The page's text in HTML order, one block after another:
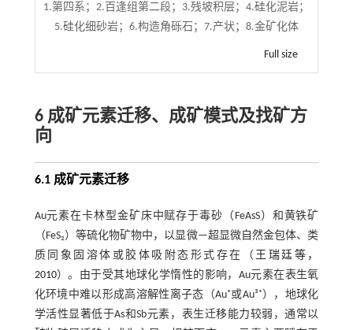
1.第四系；2.百逢组第二段；3.残坡积层；4.硅化泥岩；
5.硅化细砂岩；6.构造角砾石；7.产状；8.金矿化体
Full size
6 成矿元素迁移、成矿模式及找矿方
向
6.1 成矿元素迁移
Au元素在卡林型金矿床中赋存于毒砂（FeAsS）和黄铁矿
（FeS₂）等硫化物矿物中，以显微—超显微自然金包体、类
质同象固溶体或胶体吸附态形式存在（ 王瑞廷等，
2010）。由于受其地球化学惰性的影响，Au元素在表生氧
化环境中难以形成高溶解性离子态（Au⁺或Au³⁺），地球化
学活性显著低于As和Sb元素，表生迁移能力较弱，通常以